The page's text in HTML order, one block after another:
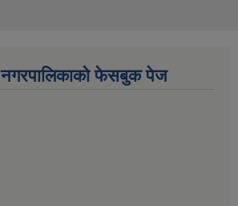
नगरपालिकाको फेसबुक पेज